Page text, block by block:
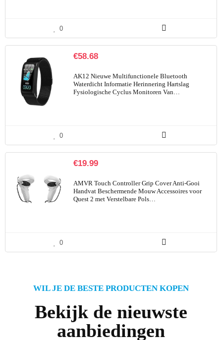
0
€58.68
AK12 Nieuwe Multifunctionele Bluetooth
Waterdicht Informatie Herinnering Hartslag
Fysiologische Cyclus Monitoren Van…
0
€19.99
AMVR Touch Controller Grip Cover Anti-Gooi
Handvat Beschermende Mouw Accessoires voor
Quest 2 met Verstelbare Pols…
0
WIL JE DE BESTE PRODUCTEN KOPEN
Bekijk de nieuwste
aanbiedingen